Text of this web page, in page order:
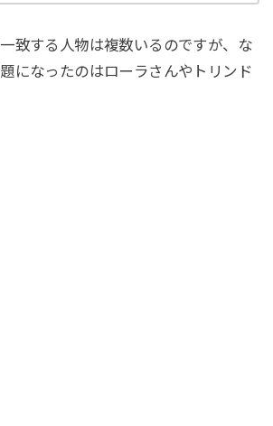
致する人物は複数いるのですが、な
になったのはローラさんやトリンド